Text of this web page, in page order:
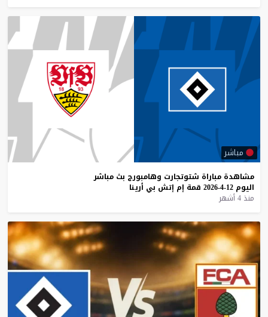
مباشر
مشاهدة مباراة شتوتجارت وهامبورج بث مباشر
اليوم 12-4-2026 قمة إم إتش بي أرينا
منذ 4 أشهر